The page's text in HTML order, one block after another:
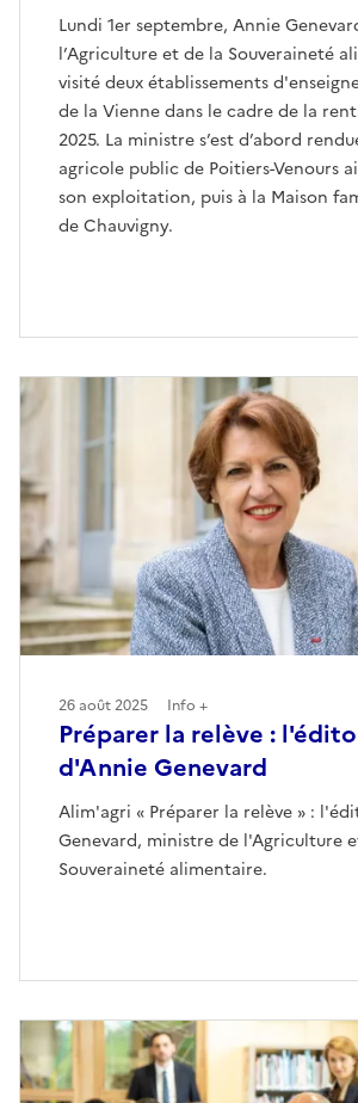
Lundi 1er septembre, Annie
l’Agriculture et de la Souveraineté
visité deux établissements
de la Vienne dans le cadre de la
2025. La ministre s’est d’abord
agricole public de Poitiers-Venours
son exploitation, puis à la Maison
de Chauvigny.
Préparer la relève :
d'Annie Genevard
Alim'agri « Préparer la relève » :
Genevard, ministre de l'Agriculture
Souveraineté alimentaire.
26 août 2025 Info +